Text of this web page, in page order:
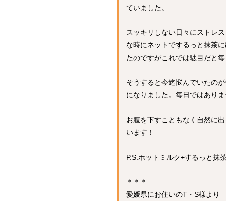
ていました。
スッキリしない日々にストレ
な時にネットでするっと抹茶
たのですがこれでは駄目だと
そうすると今迄悩んでいたの
になりました。毎日ではあり
お腹を下すこともなく自然に
います！
P.S.ホットミルク+するっと抹
＊＊＊
愛媛県にお住いのT・S様より